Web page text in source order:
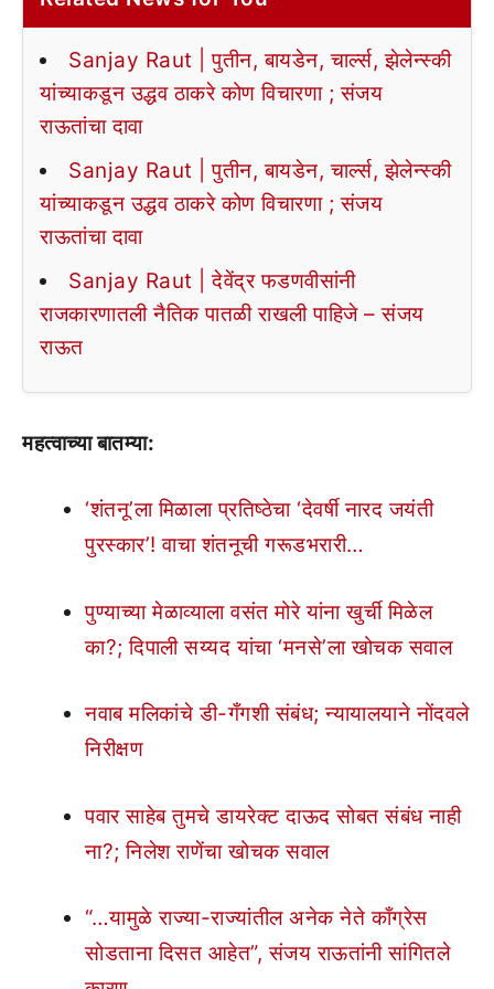
Sanjay Raut | पुतीन, बायडेन, चार्ल्स, झेलेन्स्की
यांच्याकडून उद्धव ठाकरे कोण विचारणा ; संजय
राऊतांचा दावा
Sanjay Raut | पुतीन, बायडेन, चार्ल्स, झेलेन्स्की
यांच्याकडून उद्धव ठाकरे कोण विचारणा ; संजय
राऊतांचा दावा
Sanjay Raut | देवेंद्र फडणवीसांनी
राजकारणातली नैतिक पातळी राखली पाहिजे – संजय
राऊत
महत्वाच्या बातम्या:
‘शंतनू’ला मिळाला प्रतिष्ठेचा ‘देवर्षी नारद जयंती
पुरस्कार’! वाचा शंतनूची गरूडभरारी…
पुण्याच्या मेळाव्याला वसंत मोरे यांना खुर्ची मिळेल
का?; दिपाली सय्यद यांचा ‘मनसे’ला खोचक सवाल
नवाब मलिकांचे डी-गँगशी संबंध; न्यायालयाने नोंदवले
निरीक्षण
पवार साहेब तुमचे डायरेक्ट दाऊद सोबत संबंध नाही
ना?; निलेश राणेंचा खोचक सवाल
“…यामुळे राज्या-राज्यांतील अनेक नेते काँग्रेस
सोडताना दिसत आहेत”, संजय राऊतांनी सांगितले